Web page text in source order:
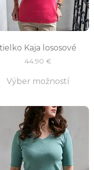
tielko Kaja lososové
44.90 €
Výber možností